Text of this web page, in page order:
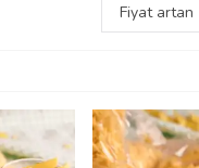
Fiyat artan